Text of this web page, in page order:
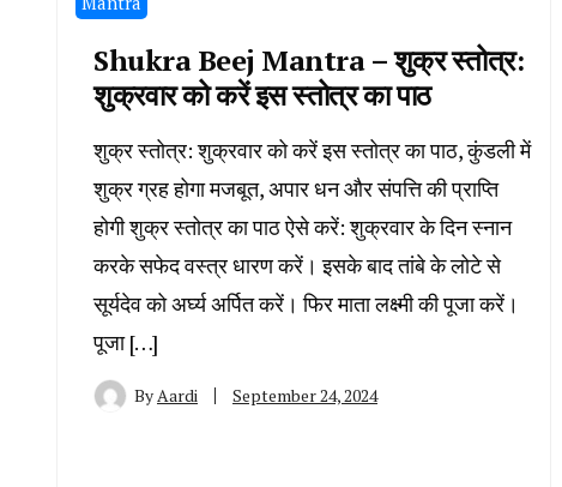
Shukra Beej Mantra – शुक्र स्तोत्र:
शुक्रवार को करें इस स्तोत्र का पाठ
शुक्र स्तोत्र: शुक्रवार को करें इस स्तोत्र का पाठ, कुंडली में
शुक्र ग्रह होगा मजबूत, अपार धन और संपत्ति की प्राप्ति
होगी शुक्र स्तोत्र का पाठ ऐसे करें: शुक्रवार के दिन स्नान
करके सफेद वस्त्र धारण करें। इसके बाद तांबे के लोटे से
सूर्यदेव को अर्घ्य अर्पित करें। फिर माता लक्ष्मी की पूजा करें।
पूजा […]
ByAardi September 24, 2024